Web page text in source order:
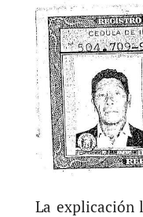
La explicación